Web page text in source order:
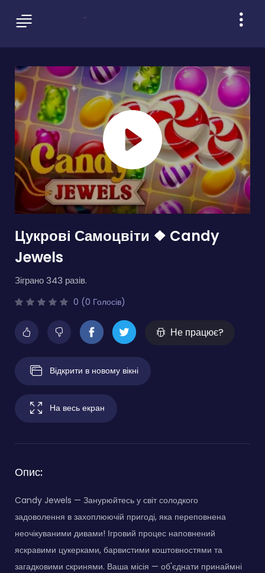
Цукрові Самоцвіти ❖ Candy
Jewels
Зіграно 343 разів.
0 (0 Голосів)
Не працює?
Відкрити в новому вікні
На весь екран
Опис:
Candy Jewels — Занурюйтесь у світ солодкого
задоволення в захоплюючій пригоді, яка переповнена
неочікуваними дивами! Ігровий процес наповнений
яскравими цукерками, барвистими коштовностями та
загадковими скринями. Ваша місія — об'єднати принаймні